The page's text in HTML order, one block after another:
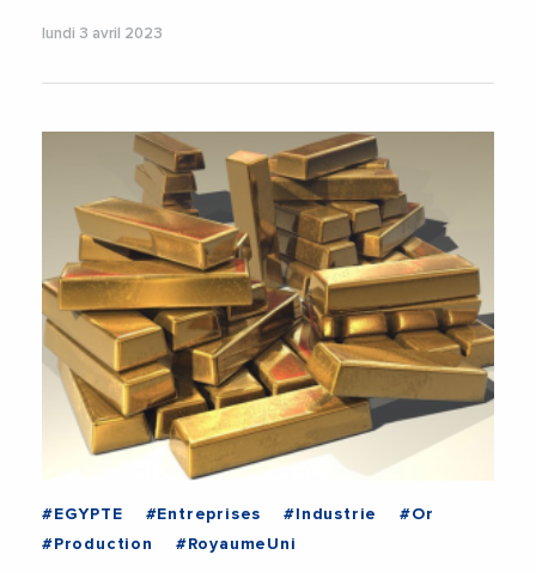
lundi 3 avril 2023
#EGYPTE #Entreprises #Industrie
#Or
#Production
#RoyaumeUni